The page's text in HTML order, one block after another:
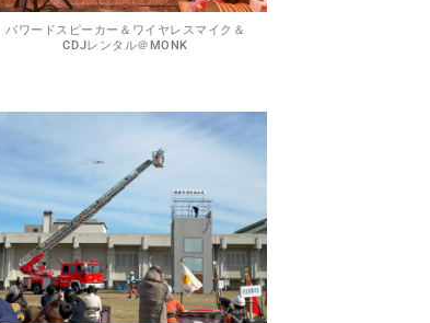
パワードスピーカー＆ワイヤレスマイク＆
CDJレンタル＠MONK